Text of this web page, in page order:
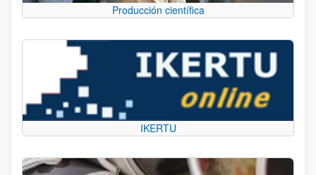
Producción científica
IKERTU